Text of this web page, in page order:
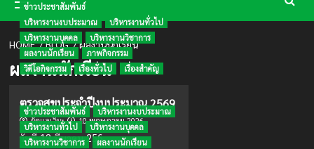
Menu
HOME BLOG ผลงานนักเรียน
ผลงานนักเรียน
ข่าวประชาสัมพันธ์
บริหารงานงบประมาณ
บริหารงานทั่วไป
บริหารงานบุคคล
บริหารงานวิชาการ
ผลงานนักเรียน
ภาพกิจกรรม
วิดีโอกิจกรรม
เรื่องทั่วไป เรื่องสำคัญ
ตรวจสุขประจำปีงบประมาณ 2569
ผู้ดูแลเว็บ 10 พฤษภาคม 2026
วันที่ 13 มีนาคม 256...
ข่าวประชาสัมพันธ์
บริหารงานงบประมาณ
บริหารงานทั่วไป
บริหารงานบุคคล
บริหารงานวิชาการ
ผลงานนักเรียน